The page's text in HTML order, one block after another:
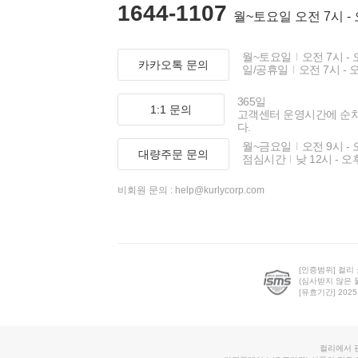
1644-1107 월~토요일 오전 7시 -
카카오톡 문의
월~토요일
오전 7시 -
일/공휴일
오전 7시 -
1:1 문의
365일
고객센터 운영시간에 순
다.
대량주문 문의
월~금요일
오전 9시 -
점심시간
낮 12시 - 오
비회원 문의 : help@kurlycorp.com
[인증범위] 컬리
(심사받지 않은
[유효기간]
컬리에서